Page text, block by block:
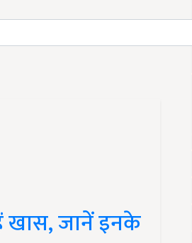
this article?
खास, जानें इनके